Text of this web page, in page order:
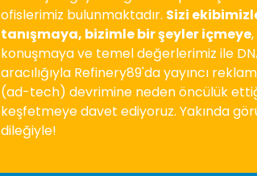
ofislerimiz bulunmaktadır. Sizi
tanışmaya, bizimle bir şeyler içmeye,
konuşmaya ve temel değerlerimiz ile
aracılığıyla Refinery89'da yayıncı
(ad-tech) devrimine neden öncülük
keşfetmeye davet ediyoruz. Yakında
dileğiyle!